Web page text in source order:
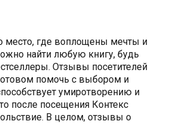
место, где воплощены мечты и
найти любую книгу, будь
Отзывы посетителей
помочь с выбором и
умиротворению и
после посещения Контекс
В целом, отзывы о